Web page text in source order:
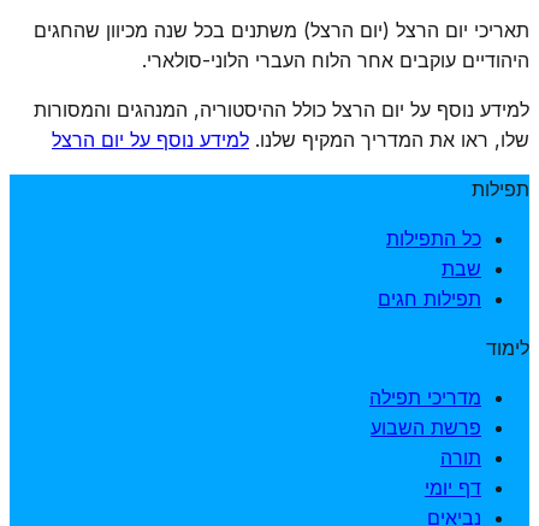
למען העם היהודי. אין לו תפילות מיוחדות, והוא נחשב ליום ציון
תאריכי יום הרצל (יום הרצל) משתנים בכל שנה מכיוון שהחגים
היהודיים עוקבים אחר הלוח העברי הלוני-סולארי.
למידע נוסף על יום הרצל כולל ההיסטוריה, המנהגים והמסורות
שלו, ראו את המדריך המקיף שלנו. למידע נוסף על יום הרצל
תפילות
כל התפילות
שבת
תפילות חגים
לימוד
מדריכי תפילה
פרשת השבוע
תורה
דף יומי
נביאים